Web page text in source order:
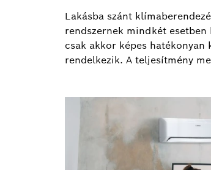
Lakásba szánt
rendszernek mindkét
csak akkor képes
rendelkezik. A teljesítmény